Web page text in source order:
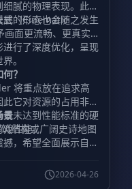
腻的物理表现。此
的形态也会随之发生
式（Cinematic
面更流畅、更真实
行了深度优化，呈现
。
？
将重点放在追求高
它对资源的占用非常
未达到性能标准的硬
戏性能。
景
结构或广阔史诗地图
，希望全面展示自己
2026-04-26